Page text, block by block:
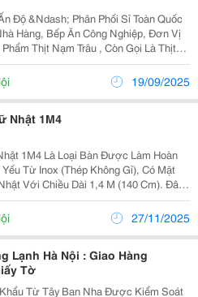
Độ &Ndash; Phân Phối Sỉ Toàn Quốc
Hàng, Bếp Ăn Công Nghiệp, Đơn Vị
Gọi Là Thịt
Xẻ Từ Phần Ức Của Con Trâu
Nhiều Mỡ Và Gân Xen Kẽ Trong...
19/09/2025
Nhật 1M4
1M4 Là Loại Bàn Được Làm Hoàn
Yếu Từ Inox (Thép Không Gỉ), Có Mặt
Với Chiều Dài 1,4 M (140 Cm). Đây
Biến Trong Gia Đình, Quán Ăn, Nhà
Nghiệp, Hay Các Không Gian Cần...
27/11/2025
Lạnh Hà Nội : Giao Hàng
Tờ
Từ Tây Ban Nha Được Kiểm Soát